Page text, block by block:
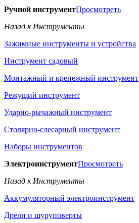
Ручной инструментПросмотреть
Назад к Инструменты
Зажимные инструменты и устройства
Инструмент садовый
Монтажный и крепежный инструмент
Режущий инструмент
Ударно-рычажный инструмент
Столярно-слесарный инструмент
Наборы инструментов
ЭлектроинструментПросмотреть
Назад к Инструменты
Аккумуляторный электроинструмент
Дрели и шуруповерты